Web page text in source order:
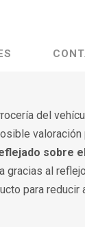
del
sobre
gracias al
para reducir